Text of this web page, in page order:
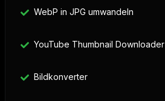
WebP in JPG umwandeln
YouTube Thumbnail Downloader
Bildkonverter